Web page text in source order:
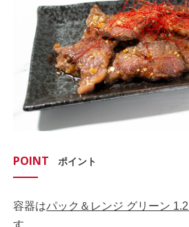
POINT ポイント
容器はパック＆レンジ グリーン
す。